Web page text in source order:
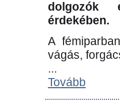
dolgozók
érdekében.
A
vágás,
...
Tovább